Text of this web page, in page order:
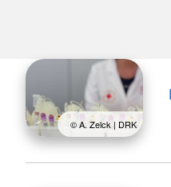
© A. Zelck | DRK